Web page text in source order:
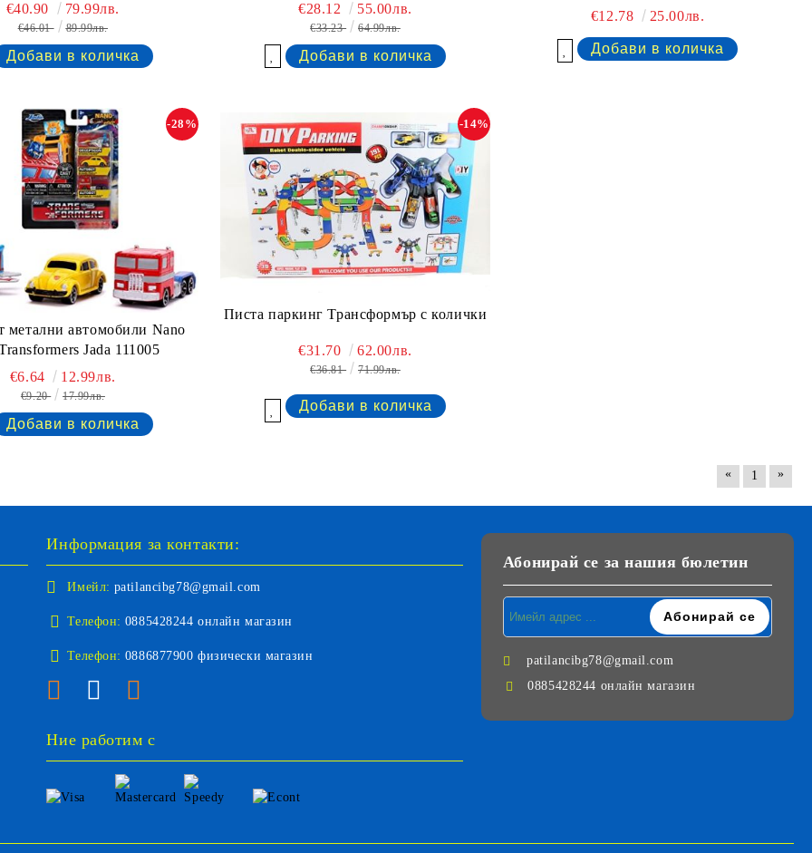
€40.90 79.99лв.
€46.01 89.99лв.
€28.12 55.00лв.
€33.23 64.99лв.
€12.78
25.00лв.
метални автомобили Nano
Jada 111005
-28%
€6.64 12.99лв.
€9.20 17.99лв.
Писта паркинг Трансформър с колички
-14%
€31.70 62.00лв.
€36.81 71.99лв.
« 1 »
Информация за контакти:
Имейл: patilancibg78@gmail.com
Телефон: 0885428244 онлайн магазин
Телефон: 0886877900 физически магазин
Ние работим с
Абонирай се за нашия бюлетин
patilancibg78@gmail.com
0885428244 онлайн магазин